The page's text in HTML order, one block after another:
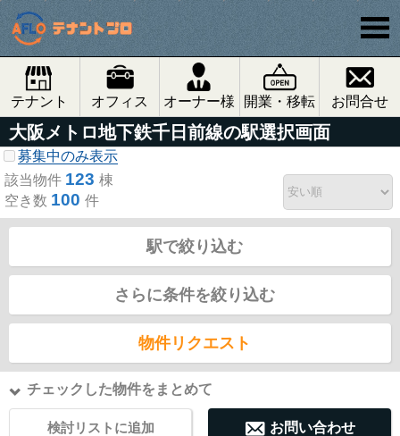
テナント オフィス オーナー様 開業・移転 お問合せ
大阪メトロ地下鉄千日前線の駅選択画面
募集中のみ表示
該当物件 123 棟
空き数 100 件
駅で絞り込む
さらに条件を絞り込む
物件リクエスト
チェックした物件をまとめて
検討リストに追加 お問い合わせ